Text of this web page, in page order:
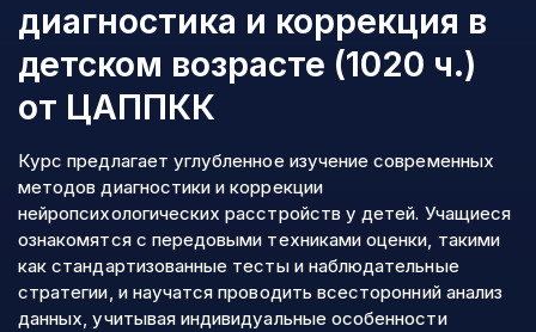
диагностика и коррекция в
детском возрасте (1020 ч.)
от ЦАППКК
Курс предлагает углубленное изучение современных
методов диагностики и коррекции
нейропсихологических расстройств у детей. Учащиеся
ознакомятся с передовыми техниками оценки, такими
как стандартизованные тесты и наблюдательные
стратегии, и научатся проводить всесторонний анализ
данных, учитывая индивидуальные особенности